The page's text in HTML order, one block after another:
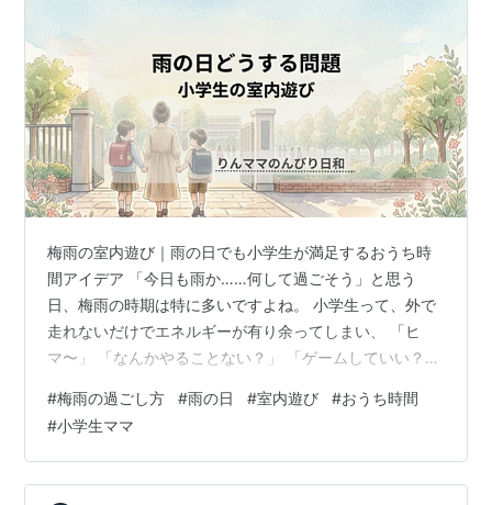
梅雨の室内遊び｜雨の日でも小学生が満足するおうち時
間アイデア 「今日も雨か……何して過ごそう」と思う
日、梅雨の時期は特に多いですよね。 小学生って、外で
走れないだけでエネルギーが有り余ってしまい、 「ヒ
マ〜」 「なんかやることない？」 「ゲームしていい？」
か…。 テレビやゲームに頼りっぱなしになるのも少し気
になるし、かといって毎回「さあ工作しよう！」みたい
なテンションで付き合うのも正直しんどい。 仕事や家事
をしながら、子どもの“ヒマ攻撃”に対応する梅雨は、地味
#梅雨の過ごし方 #雨の日 #室内遊び #おうち時間
#小学生ママ